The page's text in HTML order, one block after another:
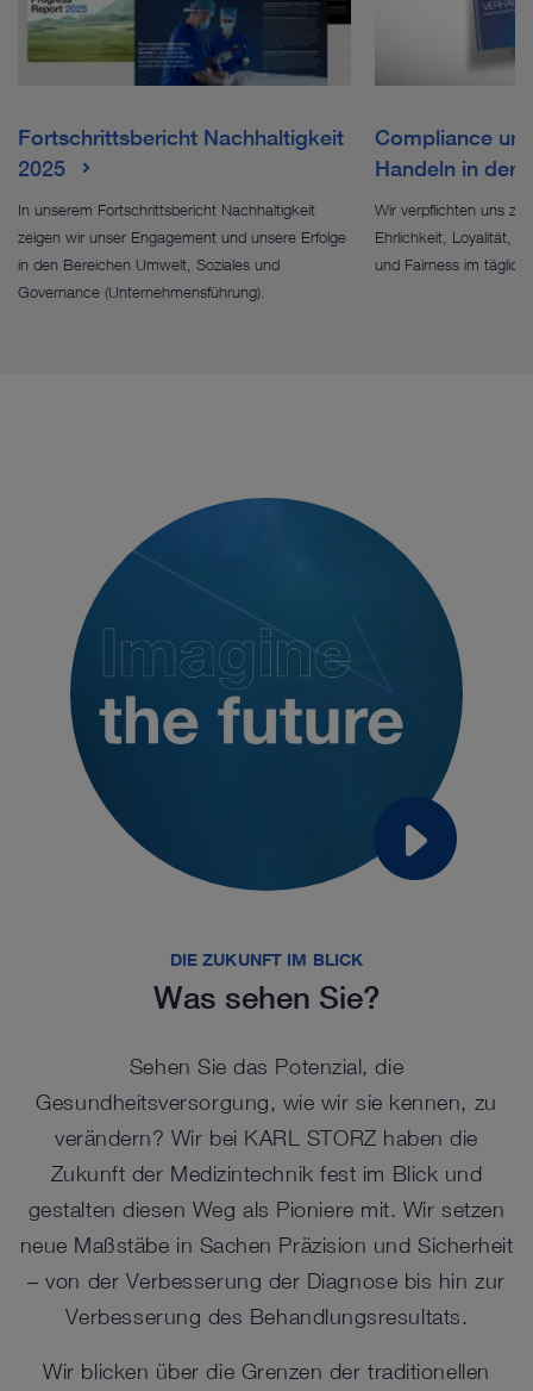
Fortschrittsbericht Nachhaltigkeit
2025
In unserem Fortschrittsbericht Nachhaltigkeit
zeigen wir unser Engagement und unsere Erfolge
in den Bereichen Umwelt, Soziales und
Governance (Unternehmensführung).
Compliance
Handeln in der
Wir verpflichten uns
Ehrlichkeit, Loyalität,
und Fairness im
DIE ZUKUNFT IM BLICK
Was sehen Sie?
Sehen Sie das Potenzial, die
Gesundheitsversorgung, wie wir sie kennen, zu
verändern? Wir bei KARL STORZ haben die
Zukunft der Medizintechnik fest im Blick und
gestalten diesen Weg als Pioniere mit. Wir setzen
neue Maßstäbe in Sachen Präzision und Sicherheit
– von der Verbesserung der Diagnose bis hin zur
Verbesserung des Behandlungsresultats.
Wir blicken über die Grenzen der traditionellen